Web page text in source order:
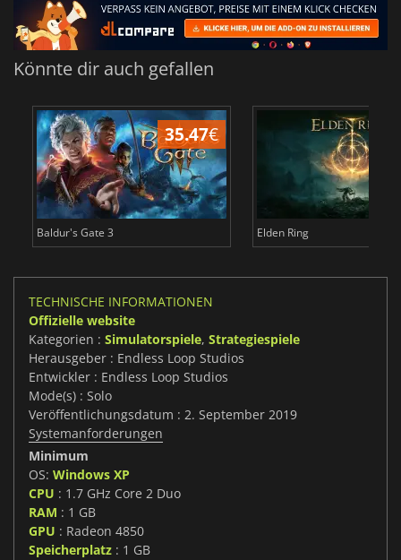
Könnte dir auch gefallen
35.47€
Baldur's Gate 3 Elden Ring
TECHNISCHE INFORMATIONEN
Offizielle website
Kategorien : Simulatorspiele, Strategiespiele
Herausgeber : Endless Loop Studios
Entwickler : Endless Loop Studios
Mode(s) : Solo
Veröffentlichungsdatum : 2. September 2019
Systemanforderungen
Minimum
OS: Windows XP
CPU : 1.7 GHz Core 2 Duo
RAM : 1 GB
GPU : Radeon 4850
Speicherplatz : 1 GB